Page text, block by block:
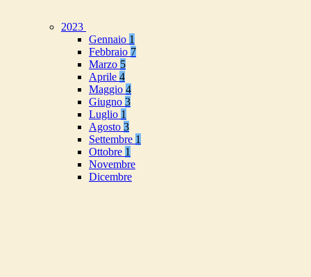
2023
Gennaio 1
Febbraio 7
Marzo 5
Aprile 4
Maggio 4
Giugno 3
Luglio 1
Agosto 3
Settembre 1
Ottobre 1
Novembre
Dicembre